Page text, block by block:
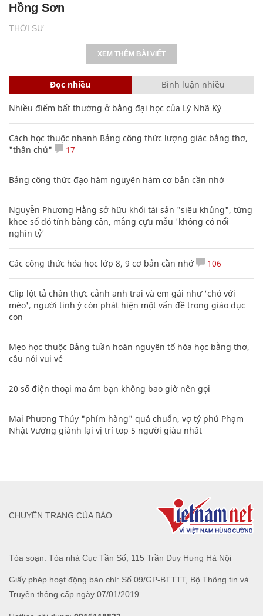
THỜI SỰ
Hồng Sơn
XEM THÊM BÀI VIẾT
Đọc nhiều Bình luận nhiều
Nhiều điểm bất thường ở bằng đại học của Lý Nhã Kỳ
Cách học thuộc nhanh Bảng công thức lượng giác bằng thơ,
"thần chú"
17
Bảng công thức đạo hàm nguyên hàm cơ bản cần nhớ
Nguyễn Phương Hằng sở hữu khối tài sản "siêu khủng", từng
khoe sổ đỏ tính bằng cân, mắng cựu mẫu 'không có nổi
nghìn tỷ'
Các công thức hóa học lớp 8, 9 cơ bản cần nhớ 106
Clip lột tả chân thực cảnh anh trai và em gái như 'chó với
mèo', người tinh ý còn phát hiện một vấn đề trong giáo dục
con
Mẹo học thuộc Bảng tuần hoàn nguyên tố hóa học bằng thơ,
câu nói vui vẻ
20 số điện thoại ma ám bạn không bao giờ nên gọi
Mai Phương Thúy "phím hàng" quá chuẩn, vợ tỷ phú Phạm
Nhật Vượng giành lại vị trí top 5 người giàu nhất
Tòa soạn: Tòa nhà Cục Tần Số, 115 Trần Duy Hưng Hà Nội
Giấy phép hoạt động báo chí: Số 09/GP-BTTTT, Bộ Thông tin và
Truyền thông cấp ngày 07/01/2019.
CHUYÊN TRANG CỦA BÁO